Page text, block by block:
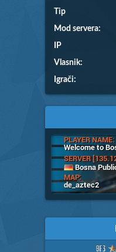
Tip
Mod servera:
IP
Vlasnik:
Igrači: